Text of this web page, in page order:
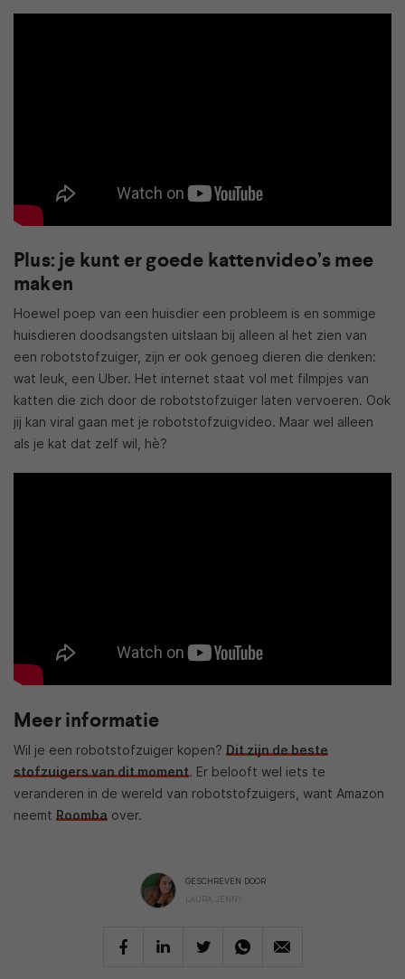
Plus: je kunt er goede kattenvideo’s mee
maken
Hoewel poep van een huisdier een probleem is en sommige
huisdieren doodsangsten uitslaan bij alleen al het zien van
een robotstofzuiger, zijn er ook genoeg dieren die denken:
wat leuk, een Uber. Het internet staat vol met filmpjes van
katten die zich door de robotstofzuiger laten vervoeren. Ook
jij kan viral gaan met je robotstofzuigvideo. Maar wel alleen
als je kat dat zelf wil, hè?
Meer informatie
Wil je een robotstofzuiger kopen? Dit zijn de beste
stofzuigers van dit moment. Er belooft wel iets te
veranderen in de wereld van robotstofzuigers, want Amazon
neemt Roomba over.
GESCHREVEN DOOR
LAURA JENNY